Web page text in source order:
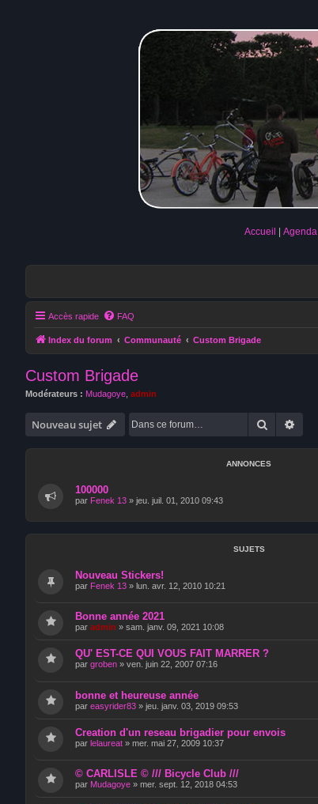
Accueil Agenda
Accès rapide FAQ
Index du forum Communauté Custom Brigade
Custom Brigade
Modérateurs : Mudagoye admin
Nouveau sujet Rechercher
ANNONCES
100000
par Fenek 13 » jeu. juil. 01, 2010 09:43
SUJETS
Nouveau Stickers!
par Fenek 13 » lun. avr. 12, 2010 10:21
Bonne année 2021
par admin » sam. janv. 09, 2021 10:08
QU' EST-CE QUI VOUS FAIT MARRER ?
par groben » ven. juin 22, 2007 07:16
bonne et heureuse année
par easyrider83 » jeu. janv. 03, 2019 09:53
Creation d'un reseau brigadier pour envois
par lelaureat » mer. mai 27, 2009 10:37
© CARLISLE © /// Bicycle Club ///
par Mudagoye » mer. sept. 12, 2018 04:53